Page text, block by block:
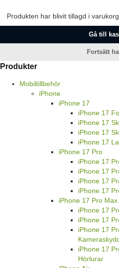
Produkten har blivit tillagd i
Gå till
Fortsätt
Produkter
Mobiltillbehör
iPhone
iPhone 17
iPhone 17
iPhone 17
iPhone 17
iPhone 17
iPhone 17 Pro
iPhone 17
iPhone 17
iPhone 17
iPhone 17
iPhone 17 Pro Max
iPhone 17
iPhone 17
iPhone 17
iPhone 17
Hörlurar